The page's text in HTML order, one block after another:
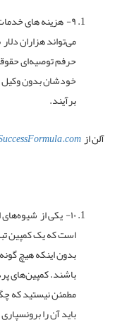
۹- هزینه های
می‌تواند هزاران
حرفم توصیه‌ای
خودشان بدون وکیل
برآیند.
آلن از
۱۰- یکی از
است که یک کمپین
بدون اینکه هیچ
باشند. کمپین‌های
مطمئن نیستید که
باید آن را